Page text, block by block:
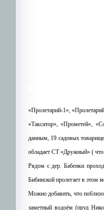
«Пролетарий-1»,
«Таксатор», «Прометей»,
данным, 19 садовых
обладает СТ «Дружный» ( что
Рядом с дер. Бабенки
Бибинской пролегает в этом
Можно добавить, что
заметный водоём (пруд